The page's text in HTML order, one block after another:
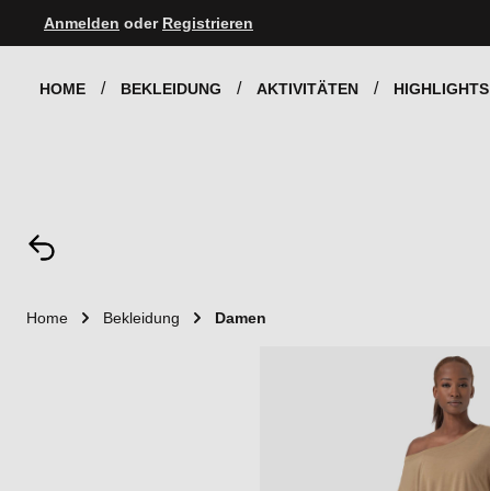
Hauptnavigation springen
Anmelden oder Registrieren
HOME BEKLEIDUNG AKTIVITÄTEN HIGHLIGHTS
Home Bekleidung Damen